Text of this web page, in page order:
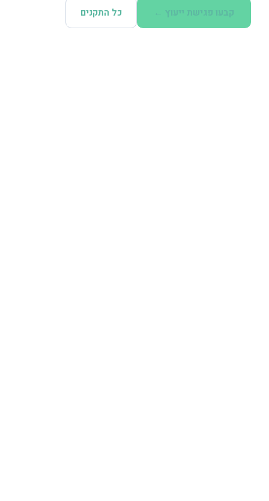
קבעו פגישת ייעוץ ← כל התקנים